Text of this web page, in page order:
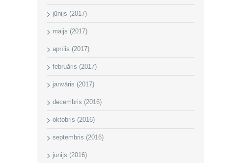
jūnijs (2017)
maijs (2017)
aprīlis (2017)
februāris (2017)
janvāris (2017)
decembris (2016)
oktobris (2016)
septembris (2016)
jūnijs (2016)